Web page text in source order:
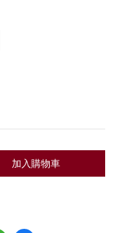
加入購物車